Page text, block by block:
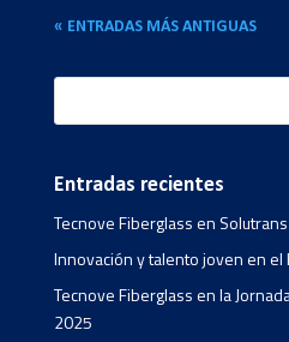
« ENTRADAS MÁS ANTIGUAS
Entradas recientes
Tecnove Fiberglass en
Innovación y talento joven en el
Tecnove Fiberglass en la
2025